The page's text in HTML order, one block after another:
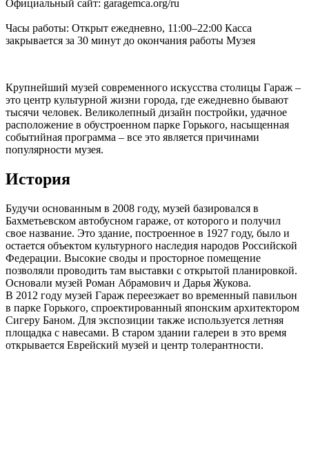
Официальный сайт: garagemca.org/ru
Часы работы: Открыт ежедневно, 11:00–22:00 Касса
закрывается за 30 минут до окончания работы Музея
Крупнейший музей современного искусства столицы Гараж –
это центр культурной жизни города, где ежедневно бывают
тысячи человек. Великолепный дизайн постройки, удачное
расположение в обустроенном парке Горького, насыщенная
событийная программа – все это является причинами
популярности музея.
История
Будучи основанным в 2008 году, музей базировался в
Бахметьевском автобусном гараже, от которого и получил
свое название. Это здание, построенное в 1927 году, было и
остается объектом культурного наследия народов Российской
Федерации. Высокие своды и просторное помещение
позволяли проводить там выставки с открытой планировкой.
Основали музей Роман Абрамович и Дарья Жукова.
В 2012 году музей Гараж переезжает во временный павильон
в парке Горького, спроектированный японским архитектором
Сигеру Баном. Для экспозиции также используется летняя
площадка с навесами. В старом здании галереи в это время
открывается Еврейский музей и центр толерантности.